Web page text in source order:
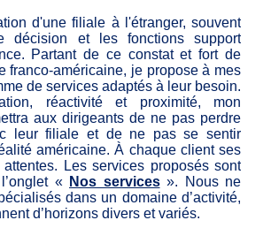
d'une filiale à l'étranger, souvent
décision et les fonctions support
Partant de ce constat et fort de
franco-américaine, je propose à mes
de services adaptés à leur besoin.
réactivité et proximité, mon
aux dirigeants de ne pas perdre
leur filiale et de ne pas se sentir
américaine. À chaque client ses
Les services proposés sont
« Nos services». Nous ne
dans un domaine d’activité,
d’horizons divers et variés.